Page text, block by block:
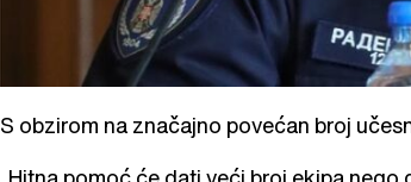
S obzirom na značajno povećan broj